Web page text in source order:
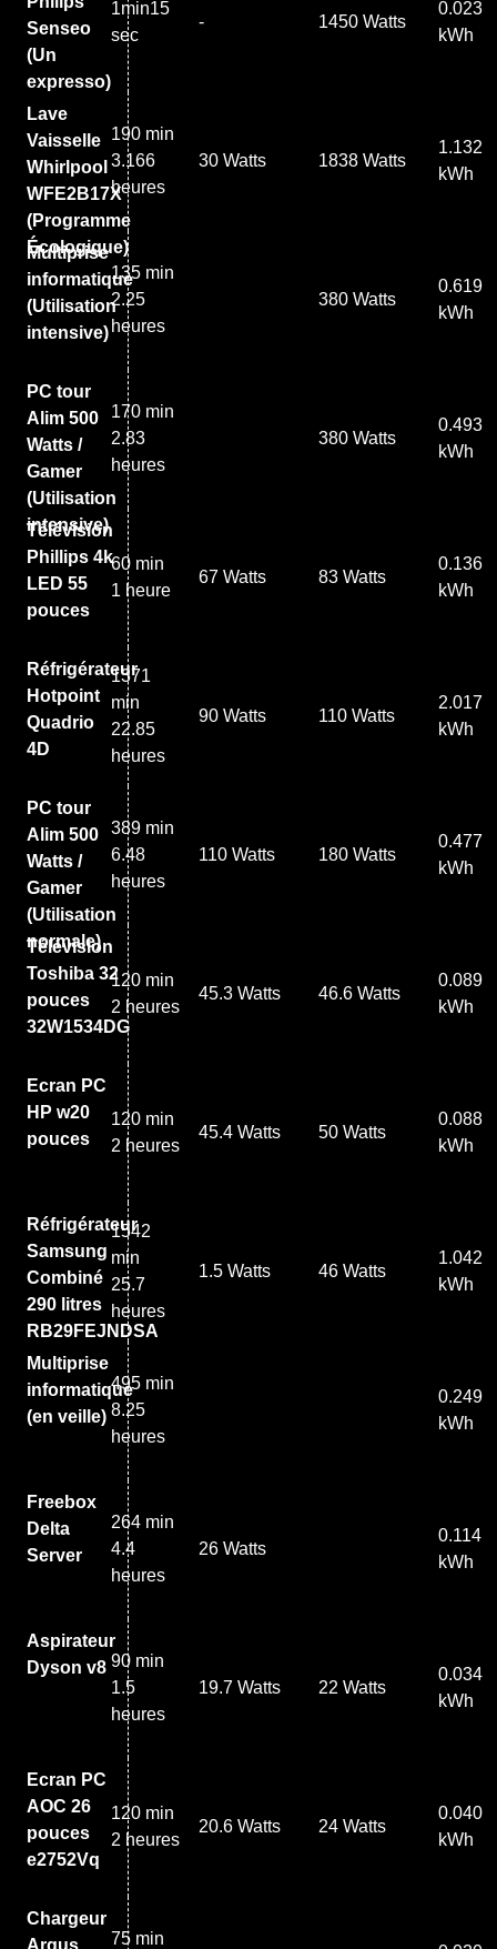
Senseo
(Un
expresso)
1min15
sec
- 1450 Watts
0.023
kWh
Lave
Vaisselle
Whirlpool
WFE2B17X
(Programme
Écologique)
190 min
3.166
heures
30 Watts 1838 Watts
1.132
kWh
Multiprise
informatique
(Utilisation
intensive)
135 min
2.25
heures
380 Watts
0.619
kWh
PC tour
Alim 500
Watts /
Gamer
(Utilisation
intensive)
170 min
2.83
heures
380 Watts
0.493
kWh
Télévision
Phillips 4k
LED 55
pouces
60 min
1 heure
67 Watts 83 Watts
0.136
kWh
Réfrigérateur
Hotpoint
Quadrio
4D
1371
min
22.85
heures
90 Watts 110 Watts
2.017
kWh
PC tour
Alim 500
Watts /
Gamer
(Utilisation
normale)
389 min
6.48
heures
110 Watts 180 Watts
0.477
kWh
Télévision
Toshiba 32
pouces
32W1534DG
120 min
2 heures
45.3 Watts 46.6 Watts
0.089
kWh
Ecran PC
HP w20
pouces
120 min
2 heures
45.4 Watts 50 Watts
0.088
kWh
Réfrigérateur
Samsung
Combiné
290 litres
RB29FEJNDSA
1542
min
25.7
heures
1.5 Watts 46 Watts
1.042
kWh
Multiprise
informatique
(en veille)
495 min
8.25
heures
0.249
kWh
Freebox
Delta
Server
264 min
4.4
heures
26 Watts
0.114
kWh
Aspirateur
Dyson v8 90 min
1.5
heures
19.7 Watts 22 Watts
0.034
kWh
Ecran PC
AOC 26
pouces
e2752Vq
120 min
2 heures
20.6 Watts 24 Watts
0.040
kWh
Chargeur
Argus
75 min